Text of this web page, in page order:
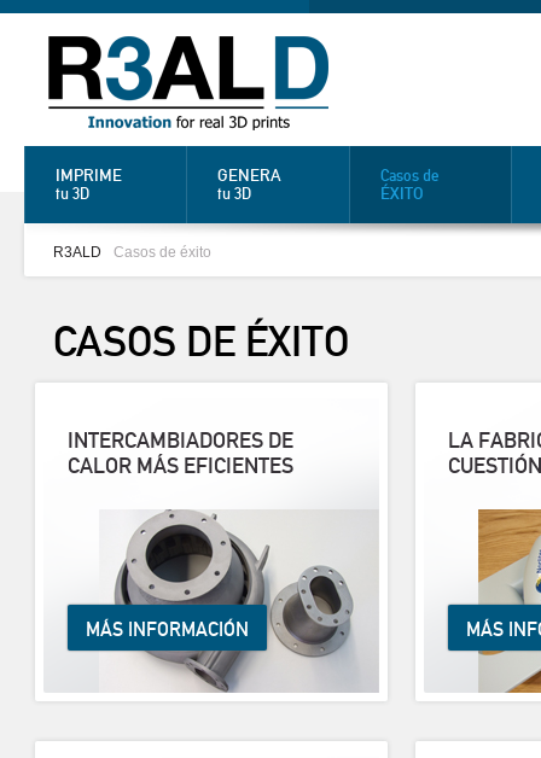
IMPRIME
tu 3D
GENERA
tu 3D
Casos de
ÉXITO
R3ALD Casos de éxito
CASOS DE ÉXITO
INTERCAMBIADORES DE
CALOR MÁS EFICIENTES
MÁS INFORMACIÓN
LA
MÁS